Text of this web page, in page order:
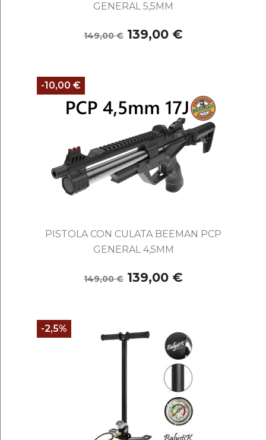
GENERAL 5,5MM
149,00 € 139,00 €
PISTOLA CON CULATA BEEMAN PCP
GENERAL 4,5MM
149,00 € 139,00 €
-10,00 €
-2,5%